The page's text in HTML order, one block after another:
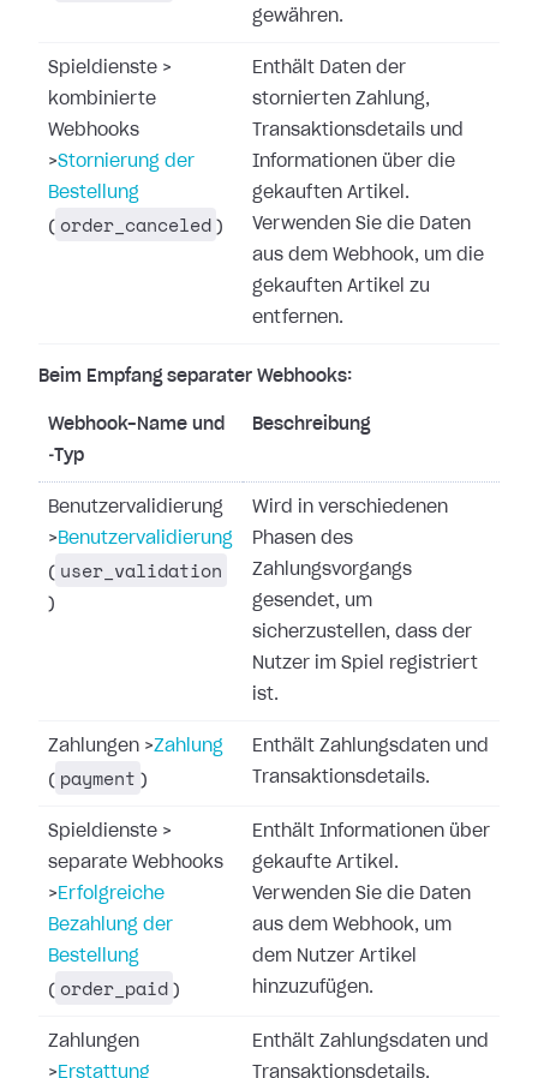
gewähren.
Spieldienste >
kombinierte
Webhooks
>Stornierung der
Bestellung
( order_canceled )
Enthält Daten der
stornierten Zahlung,
Transaktionsdetails und
Informationen über die
gekauften Artikel.
Verwenden Sie die Daten
aus dem Webhook, um die
gekauften Artikel zu
entfernen.
Beim Empfang separater Webhooks:
Webhook-Name und
‑Typ
Beschreibung
Benutzervalidierung
> Benutzervalidierung
( user_validation
)
Wird in verschiedenen
Phasen des
Zahlungsvorgangs
gesendet, um
sicherzustellen, dass der
Nutzer im Spiel registriert
ist.
Zahlungen >Zahlung
( payment )
Enthält Zahlungsdaten und
Transaktionsdetails.
Spieldienste >
separate Webhooks
> Erfolgreiche
Bezahlung der
Bestellung
( order_paid )
Enthält Informationen über
gekaufte Artikel.
Verwenden Sie die Daten
aus dem Webhook, um
dem Nutzer Artikel
hinzuzufügen.
Zahlungen
> Erstattung
Enthält Zahlungsdaten und
Transaktionsdetails.